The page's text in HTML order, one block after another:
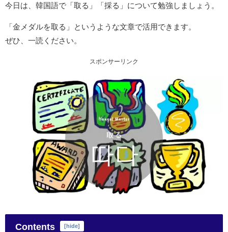
今日は、韓国語で「取る」「採る」について勉強しましょう。
「金メダルを取る」というような文章で活用できます。
ぜひ、一読ください。
スポンサーリンク
Contents [hide]